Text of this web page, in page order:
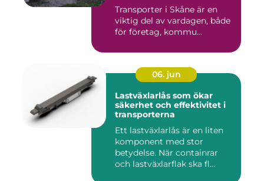
Transporter i Skåne är en
viktig del av vardagen, både
för företag, kommu...
06. jun
Lastväxlarlås som ökar
säkerhet och effektivitet i
transporterna
Ett lastväxlarlås är en liten
komponent med stor
betydelse. När containrar
och lastväxlarflak ska fl...